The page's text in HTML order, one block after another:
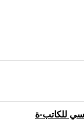
للكاتب-ة